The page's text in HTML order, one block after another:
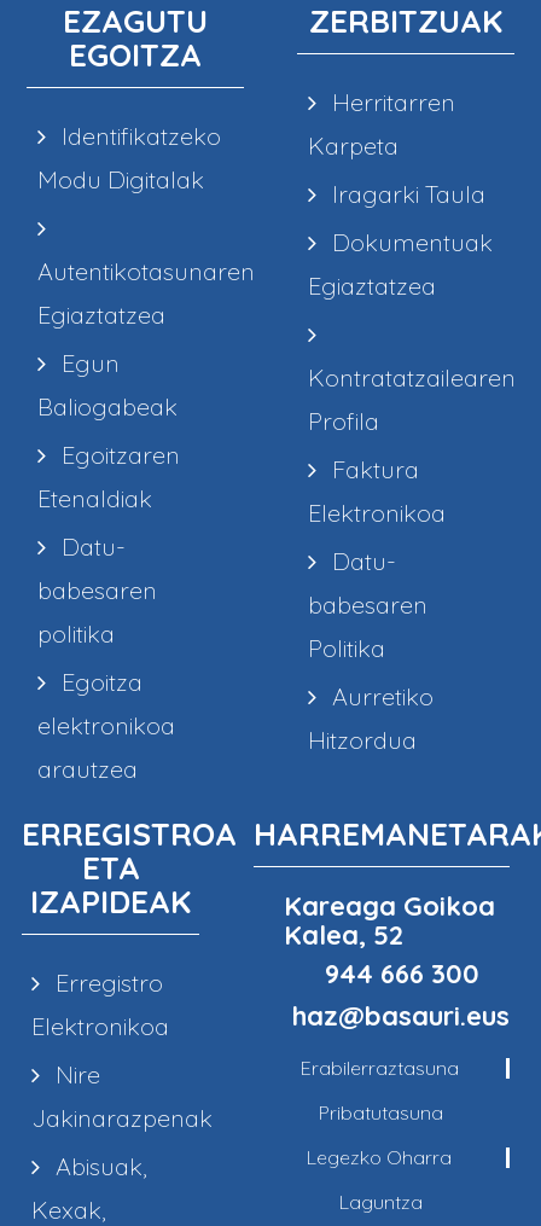
EZAGUTU
EGOITZA
Identifikatzeko
Modu Digitalak
Autentikotasunaren
Egiaztatzea
Egun
Baliogabeak
Egoitzaren
Etenaldiak
Datu-
babesaren
politika
Egoitza
elektronikoa
arautzea
ZERBITZUAK
Herritarren
Karpeta
Iragarki Taula
Dokumentuak
Egiaztatzea
Kontratatzailearen
Profila
Faktura
Elektronikoa
Datu-
babesaren
Politika
Aurretiko
Hitzordua
ERREGISTROA
ETA
IZAPIDEAK
Erregistro
Elektronikoa
Nire
Jakinarazpenak
Abisuak,
Kexak,
Kareaga Goikoa
Kalea, 52
944 666 300
haz@basauri.eus
Erabilerraztasuna
Pribatutasuna
Legezko Oharra
Laguntza